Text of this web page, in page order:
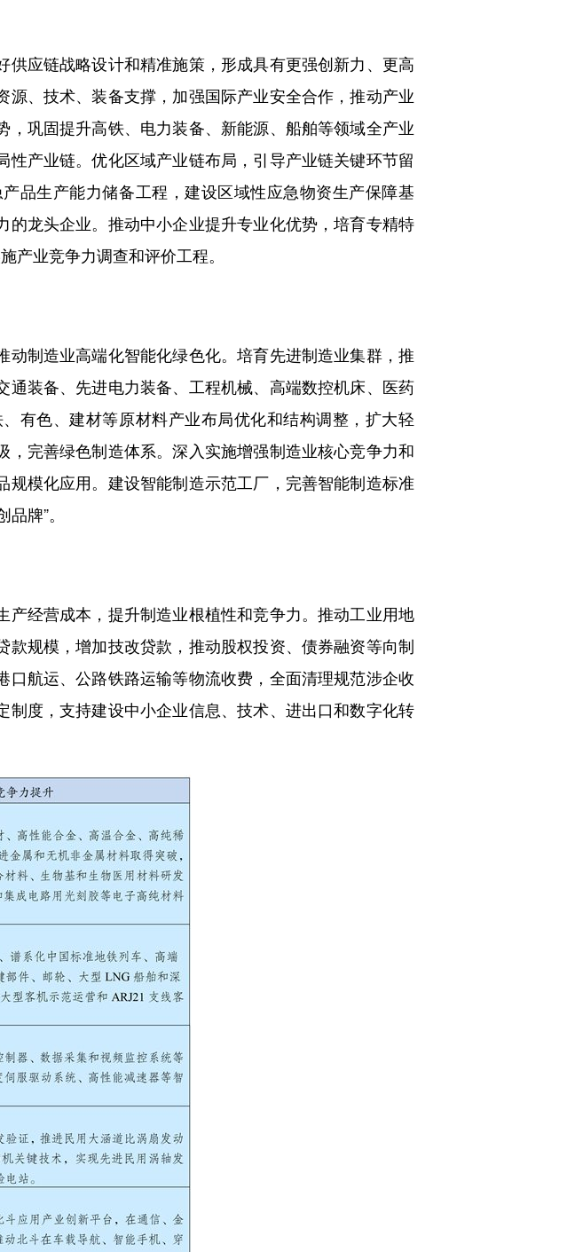
应链战略设计和精准施策，形成具有更强创新力、更高
、技术、装备支撑，加强国际产业安全合作，推动产业
巩固提升高铁、电力装备、新能源、船舶等领域全产业
产业链。优化区域产业链布局，引导产业链关键环节留
品生产能力储备工程，建设区域性应急物资生产保障基
龙头企业。推动中小企业提升专业化优势，培育专精特
产业竞争力调查和评价工程。
制造业高端化智能化绿色化。培育先进制造业集群，推
装备、先进电力装备、工程机械、高端数控机床、医药
有色、建材等原材料产业布局优化和结构调整，扩大轻
完善绿色制造体系。深入实施增强制造业核心竞争力和
模化应用。建设智能制造示范工厂，完善智能制造标准
牌”。
经营成本，提升制造业根植性和竞争力。推动工业用地
规模，增加技改贷款，推动股权投资、债券融资等向制
航运、公路铁路运输等物流收费，全面清理规范涉企收
度，支持建设中小企业信息、技术、进出口和数字化转